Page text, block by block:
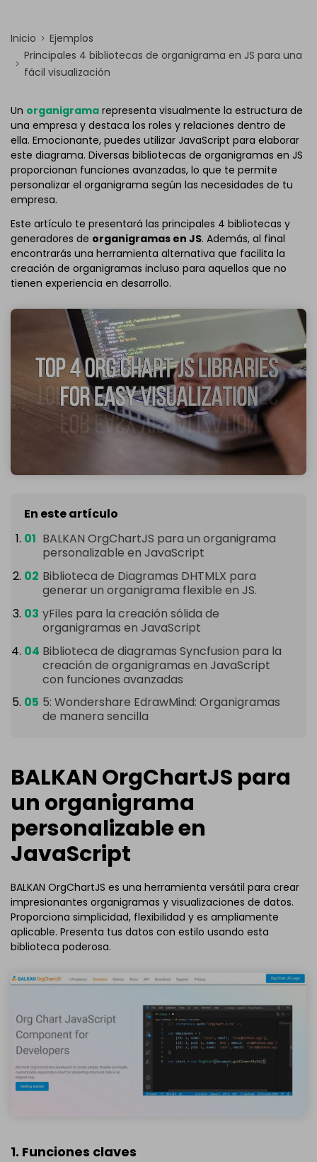
Inicio
Ejemplos
Principales 4 bibliotecas de organigrama en JS para una
fácil visualización
Un organigrama representa visualmente la estructura de
una empresa y destaca los roles y relaciones dentro de
ella. Emocionante, puedes utilizar JavaScript para elaborar
este diagrama. Diversas bibliotecas de organigramas en JS
proporcionan funciones avanzadas, lo que te permite
personalizar el organigrama según las necesidades de tu
empresa.
Este artículo te presentará las principales 4 bibliotecas y
generadores de organigramas en JS. Además, al final
encontrarás una herramienta alternativa que facilita la
creación de organigramas incluso para aquellos que no
tienen experiencia en desarrollo.
En este artículo
BALKAN OrgChartJS para un organigrama
personalizable en JavaScript
Biblioteca de Diagramas DHTMLX para
generar un organigrama flexible en JS.
yFiles para la creación sólida de
organigramas en JavaScript
Biblioteca de diagramas Syncfusion para la
creación de organigramas en JavaScript
con funciones avanzadas
5: Wondershare EdrawMind: Organigramas
de manera sencilla
BALKAN OrgChartJS para
un organigrama
personalizable en
JavaScript
BALKAN OrgChartJS es una herramienta versátil para crear
impresionantes organigramas y visualizaciones de datos.
Proporciona simplicidad, flexibilidad y es ampliamente
aplicable. Presenta tus datos con estilo usando esta
biblioteca poderosa.
1. Funciones claves